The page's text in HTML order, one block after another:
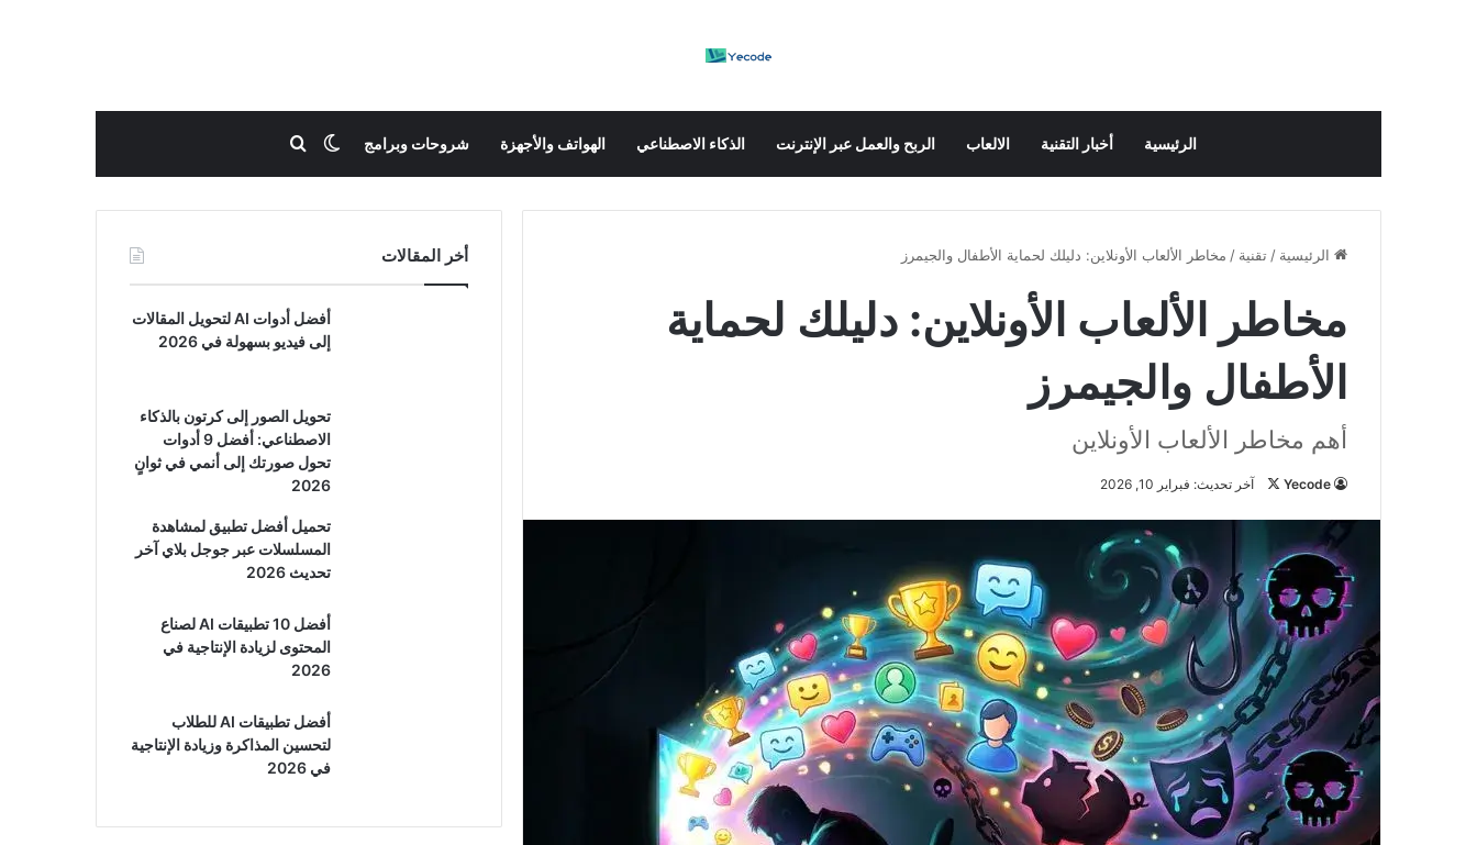
الرئيسية أخبار التقنية الالعاب الربح والعمل عبر الإنترنت الذكاء الاصطناعي الهواتف والأجهزة شروحات وبرامج الوضع المظلم
الرئيسية /تقنية / مخاطر الألعاب الأونلاين: دليلك لحماية الأطفال والجيمرز
مخاطر الألعاب الأونلاين: دليلك لحماية
الأطفال والجيمرز
أهم مخاطر الألعاب الأونلاين
Yecode
ع
ع
ل
ى
X
آخر تحديث: فبراير 10, 2026
أخر المقالات
أفضل أدوات AI لتحويل المقالات
إلى فيديو بسهولة في 2026
تحويل الصور إلى كرتون بالذكاء
الاصطناعي: أفضل 9 أدوات
تحول صورتك إلى أنمي في ثوانٍ
2026
تحميل أفضل تطبيق لمشاهدة
المسلسلات عبر جوجل بلاي آخر
تحديث 2026
أفضل 10 تطبيقات AI لصناع
المحتوى لزيادة الإنتاجية في
2026
أفضل تطبيقات AI للطلاب
لتحسين المذاكرة وزيادة الإنتاجية
في 2026